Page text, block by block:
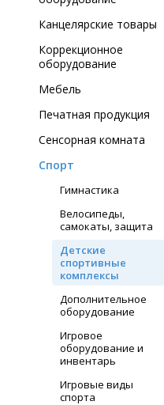
Канцелярские товары
Коррекционное
оборудование
Мебель
Печатная продукция
Сенсорная комната
Спорт
Гимнастика
Велосипеды,
самокаты, защита
Детские
спортивные
комплексы
Дополнительное
оборудование
Игровое
оборудование и
инвентарь
Игровые виды
спорта